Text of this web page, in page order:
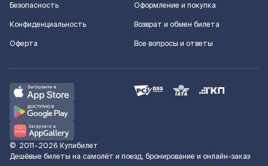
Безопасность
Конфиденциальность
Оферта
Оформление и покупка
Возврат и обмен билета
Все вопросы и ответы
© 2011–2026 Купибилет
Дешёвые билеты на самолёт и поезд, бронирование и онлайн-заказ